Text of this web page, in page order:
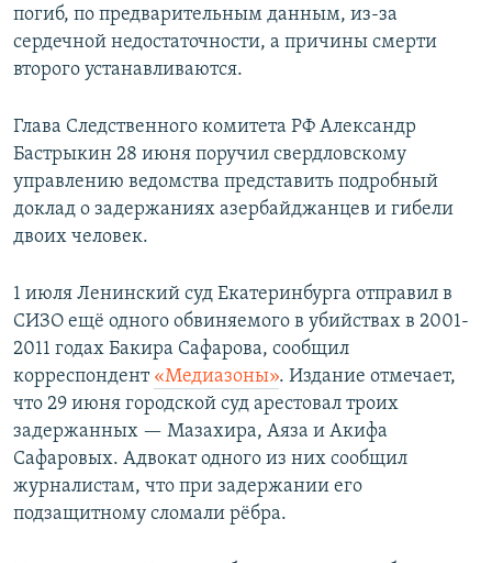
погиб, по предварительным данным, из-за
сердечной недостаточности, а причины смерти
второго устанавливаются.
Глава Следственного комитета РФ Александр
Бастрыкин 28 июня поручил свердловскому
управлению ведомства представить подробный
доклад о задержаниях азербайджанцев и гибели
двоих человек.
1 июля Ленинский суд Екатеринбурга отправил в
СИЗО ещё одного обвиняемого в убийствах в 2001-
2011 годах Бакира Сафарова, сообщил
корреспондент «Медиазоны». Издание отмечает,
что 29 июня городской суд арестовал троих
задержанных — Мазахира, Аяза и Акифа
Сафаровых. Адвокат одного из них сообщил
журналистам, что при задержании его
подзащитному сломали рёбра.